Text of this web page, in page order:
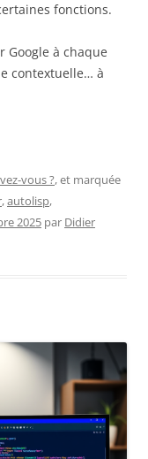
fonctions.
Google à chaque
contextuelle… à
vous ?, et marquée
,autolisp,
2025 par Didier